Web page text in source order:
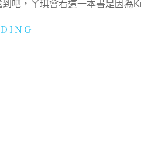
吧，ㄚ琪會看這一本書是因為